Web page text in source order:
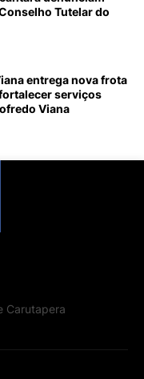
Tutelar do
entrega nova frota
serviços
Viana
Carutapera